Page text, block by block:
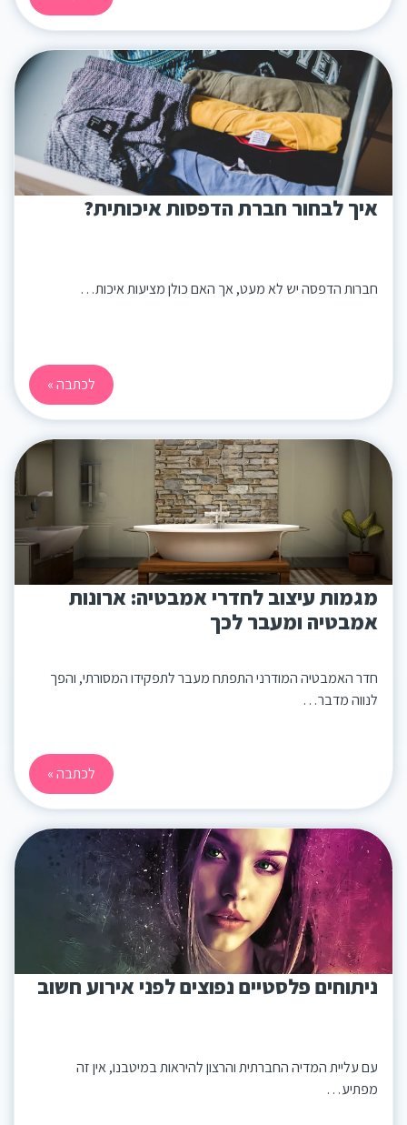
איך לבחור חברת הדפסות איכותית?
חברות הדפסה יש לא מעט, אך האם כולן מציעות איכות…
לכתבה »
מגמות עיצוב לחדרי אמבטיה: ארונות
אמבטיה ומעבר לכך
חדר האמבטיה המודרני התפתח מעבר לתפקידו המסורתי, והפך
לנווה מדבר…
לכתבה »
ניתוחים פלסטיים נפוצים לפני אירוע חשוב
עם עליית המדיה החברתית והרצון להיראות במיטבנו, אין זה
מפתיע…